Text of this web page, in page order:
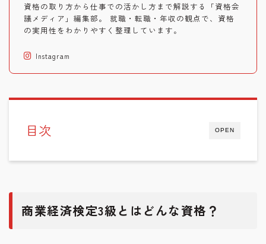
資格の取り方から仕事での活かし方まで解説する「資格会
議メディア」編集部。 就職・転職・年収の観点で、資格
の実用性をわかりやすく整理しています。
Instagram
OPEN
目次
商業経済検定3級とはどんな資格？